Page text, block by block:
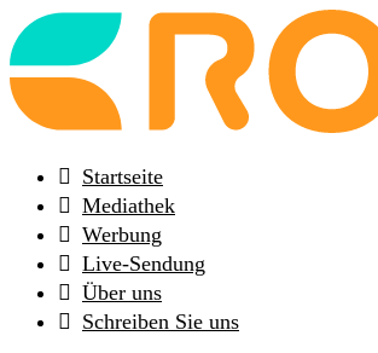
Back
to
frontpage
Startseite
Mediathek
Werbung
Live-Sendung
Über uns
Schreiben Sie uns